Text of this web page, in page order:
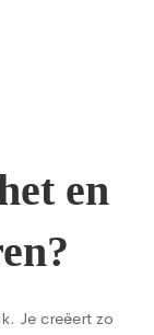
en
Je creëert zo